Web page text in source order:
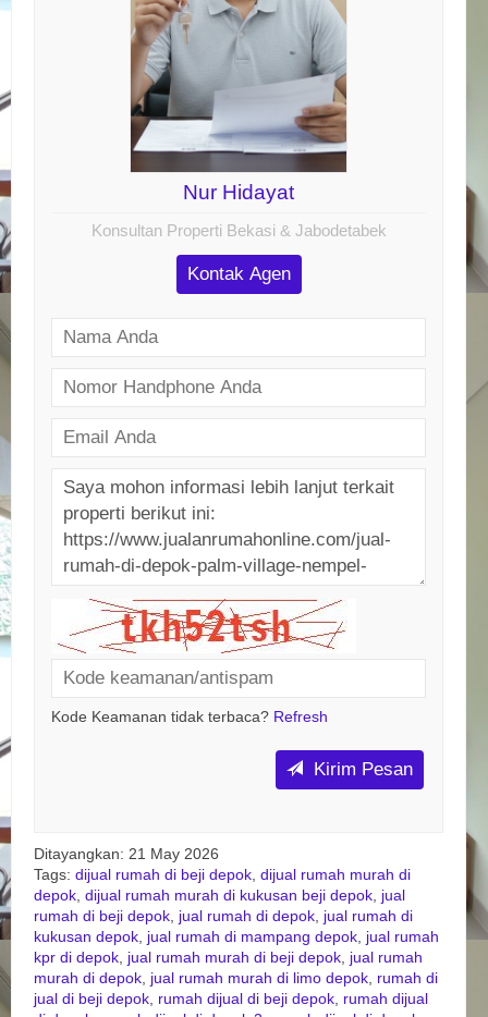
Nur Hidayat
Konsultan Properti Bekasi & Jabodetabek
Kontak Agen
Kode Keamanan tidak terbaca? Refresh
Kirim Pesan
Ditayangkan: 21 May 2026
Tags: dijual rumah di beji depok, dijual rumah murah di
depok, dijual rumah murah di kukusan beji depok, jual
rumah di beji depok, jual rumah di depok, jual rumah di
kukusan depok, jual rumah di mampang depok, jual rumah
kpr di depok, jual rumah murah di beji depok, jual rumah
murah di depok, jual rumah murah di limo depok, rumah di
jual di beji depok, rumah dijual di beji depok, rumah dijual